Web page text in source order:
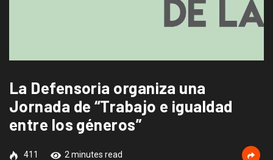
La Defensoria organiza una
Jornada de “Trabajo e igualdad
entre los géneros”
411 2 minutes read